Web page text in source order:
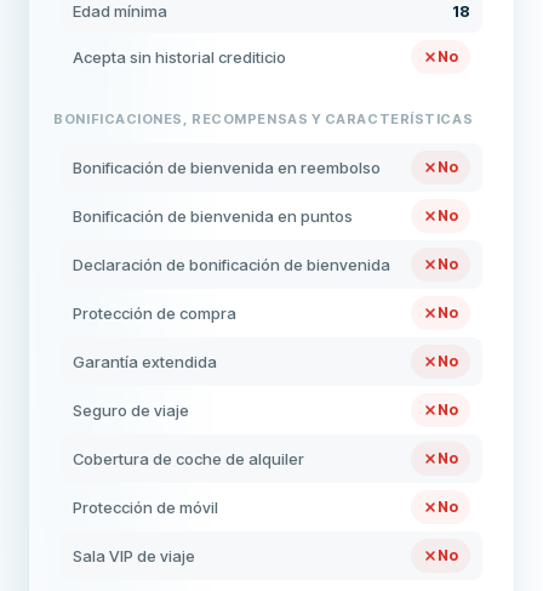
Edad mínima 18
Acepta sin historial crediticio No
BONIFICACIONES, RECOMPENSAS Y CARACTERÍSTICAS
Bonificación de bienvenida en reembolso No
Bonificación de bienvenida en puntos No
Declaración de bonificación de bienvenida No
Protección de compra No
Garantía extendida No
Seguro de viaje No
Cobertura de coche de alquiler No
Protección de móvil No
Sala VIP de viaje No